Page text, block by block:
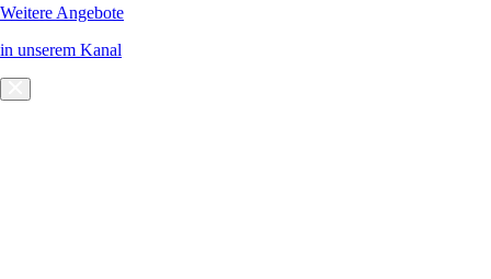
Weitere Angebote
in unserem Kanal